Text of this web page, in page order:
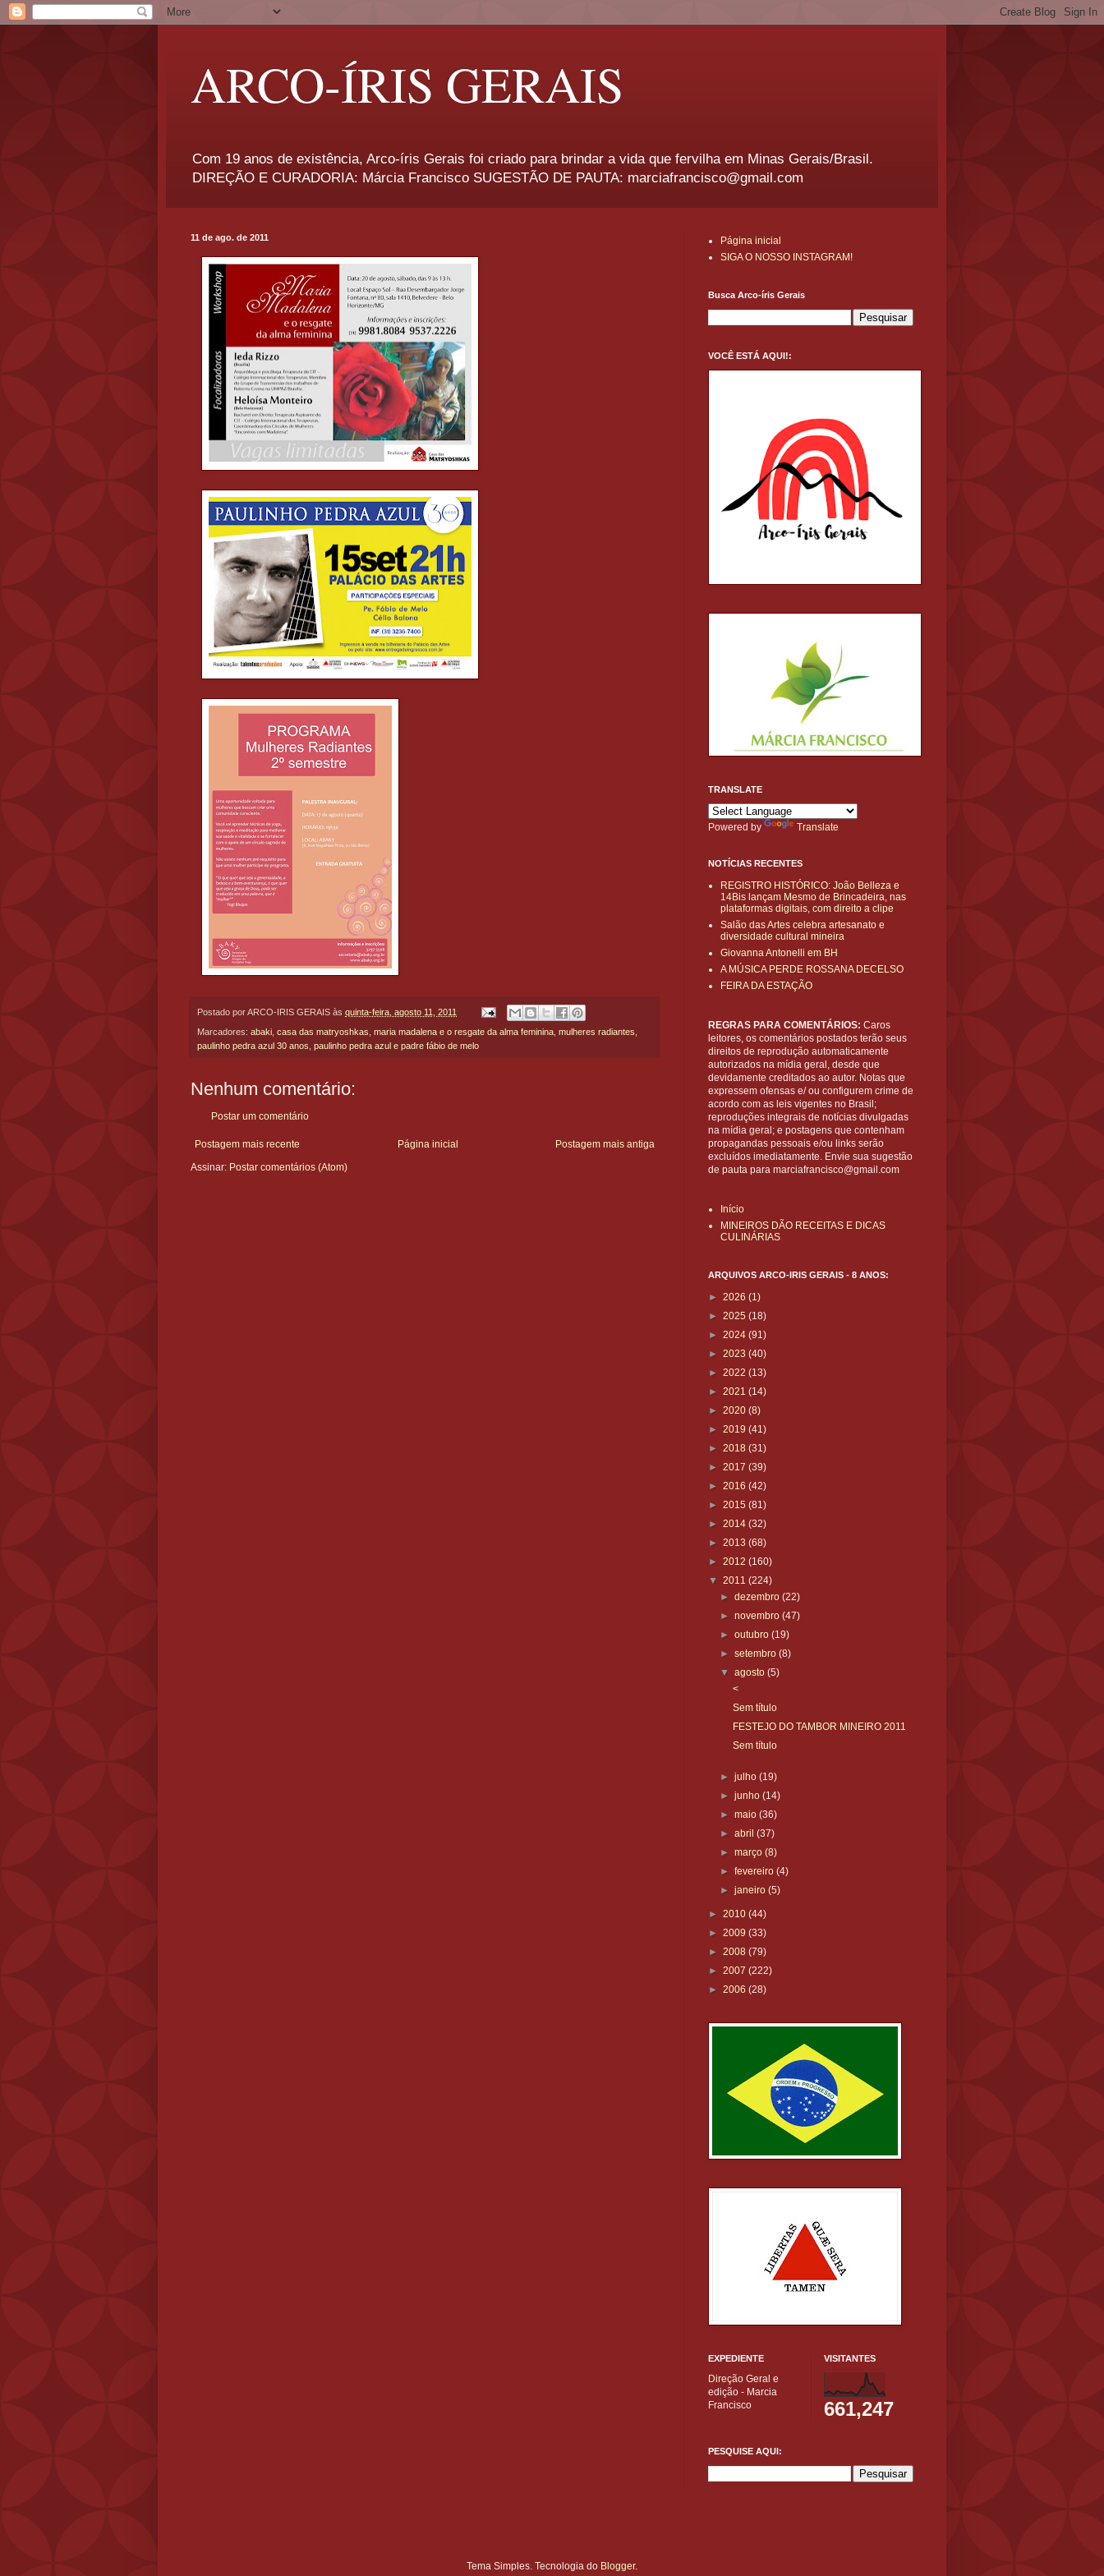
ARCO-ÍRIS GERAIS
Com 19 anos de existência, Arco-íris Gerais foi criado para brindar a vida que fervilha em Minas Gerais/Brasil.
DIREÇÃO E CURADORIA: Márcia Francisco SUGESTÃO DE PAUTA: marciafrancisco@gmail.com
11 de ago. de 2011
Postado porARCO-IRIS GERAIS às quinta-feira, agosto 11, 2011
Marcadores: abaki casa das matryoshkas maria madalena e o resgate da alma feminina mulheres radiantes
paulinho pedra azul 30 anos paulinho pedra azul e padre fábio de melo
Nenhum comentário:
Postar um comentário
Postagem mais recente Postagem mais antiga
Página inicial
Assinar: Postar comentários (Atom)
Página inicial
SIGA O NOSSO INSTAGRAM!
Busca Arco-íris Gerais
VOCÊ ESTÁ AQUI!:
TRANSLATE
Powered by Translate
NOTÍCIAS RECENTES
REGISTRO HISTÓRICO: João Belleza e
14Bis lançam Mesmo de Brincadeira, nas
plataformas digitais, com direito a clipe
Salão das Artes celebra artesanato e
diversidade cultural mineira
Giovanna Antonelli em BH
A MÚSICA PERDE ROSSANA DECELSO
FEIRA DA ESTAÇÃO
REGRAS PARA COMENTÁRIOS: Caros
leitores, os comentários postados terão seus
direitos de reprodução automaticamente
autorizados na mídia geral, desde que
devidamente creditados ao autor. Notas que
expressem ofensas e/ ou configurem crime de
acordo com as leis vigentes no Brasil;
reproduções integrais de notícias divulgadas
na mídia geral; e postagens que contenham
propagandas pessoais e/ou links serão
excluídos imediatamente. Envie sua sugestão
de pauta para marciafrancisco@gmail.com
Início
MINEIROS DÃO RECEITAS E DICAS
CULINÁRIAS
ARQUIVOS ARCO-IRIS GERAIS - 8 ANOS:
► 2026 (1)
► 2025 (18)
► 2024 (91)
► 2023 (40)
► 2022 (13)
► 2021 (14)
► 2020 (8)
► 2019 (41)
► 2018 (31)
► 2017 (39)
► 2016 (42)
► 2015 (81)
► 2014 (32)
► 2013 (68)
► 2012 (160)
▼ 2011 (224)
►dezembro(22)
►novembro(47)
►outubro(19)
►setembro(8)
▼agosto(5)
<
Sem título
FESTEJO DO TAMBOR MINEIRO 2011
Sem título
►julho(19)
►junho(14)
►maio(36)
►abril(37)
►março(8)
►fevereiro(4)
►janeiro(5)
► 2010 (44)
► 2009 (33)
► 2008 (79)
► 2007 (222)
► 2006 (28)
EXPEDIENTE
Direção Geral e
edição - Marcia
Francisco
VISITANTES
661,247
PESQUISE AQUI:
Tema Simples. Tecnologia do Blogger.